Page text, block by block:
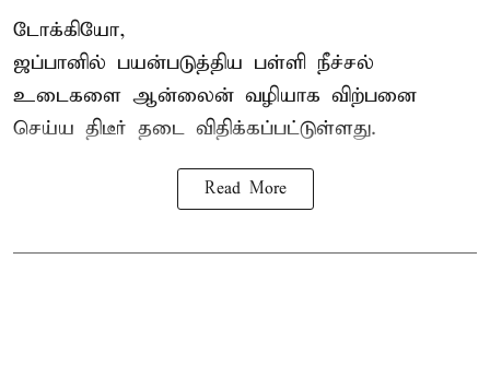
டோக்கியோ,
ஜப்பானில் பயன்படுத்திய பள்ளி நீச்சல்
உடைகளை ஆன்லைன் வழியாக விற்பனை
செய்ய திடீர் தடை விதிக்கப்பட்டுள்ளது.
Read More